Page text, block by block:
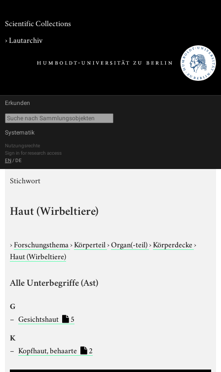
Scientific Collections
›Lautarchiv
Erkunden
Systematik
Nutzungsrechte
Sign in for research access
EN / DE
Stichwort
Haut (Wirbeltiere)
›Forschungsthema›Körperteil›Organ(-teil)›Körperdecke›
Haut (Wirbeltiere)
Alle Unterbegriffe (Ast)
G
Gesichtshaut 5
K
Kopfhaut, behaarte 2